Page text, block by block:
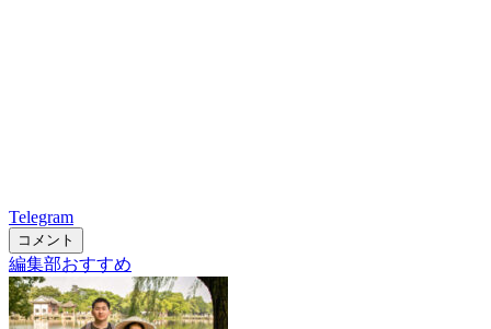
Telegram
コメント
編集部おすすめ